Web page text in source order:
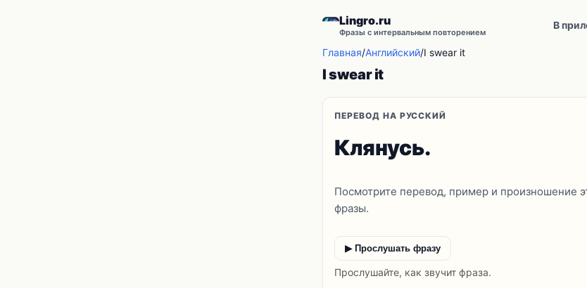
Lingro.ru
Фразы с интервальным повторением
В
Главная/Английский/I swear it
I swear it
ПЕРЕВОД НА РУССКИЙ
Клянусь.
Посмотрите перевод, пример и произношение
фразы.
▶ Прослушать фразу
Прослушайте, как звучит фраза.